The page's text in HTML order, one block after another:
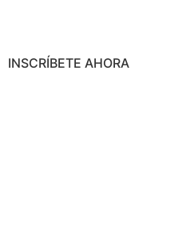
INSCRÍBETE AHORA